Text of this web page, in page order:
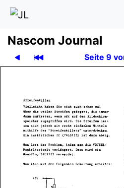
Nascom Journal
Seite 9